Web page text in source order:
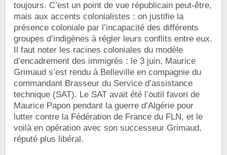
toujours. C’est un point de vue républicain peut-être,
mais aux accents colonialistes : on justifie la
présence coloniale par l’incapacité des différents
groupes d’indigènes à régler leurs conflits entre eux.
Il faut noter les racines coloniales du modèle
d’encadrement des immigrés : le 3 juin, Maurice
Grimaud s’est rendu à Belleville en compagnie du
commandant Brasseur du Service d’assistance
technique (SAT). Le SAT avait été l’outil favori de
Maurice Papon pendant la guerre d’Algérie pour
lutter contre la Fédération de France du FLN, et le
voilà en opération avec son successeur Grimaud,
réputé plus libéral.